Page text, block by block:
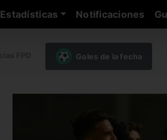
Estadísticas Notificaciones
Goles de la fecha